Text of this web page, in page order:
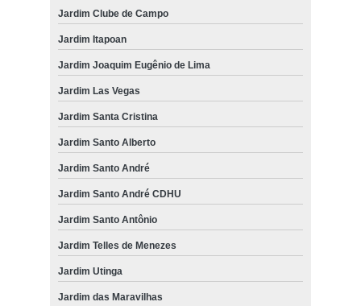
Jardim Clube de Campo
Jardim Itapoan
Jardim Joaquim Eugênio de Lima
Jardim Las Vegas
Jardim Santa Cristina
Jardim Santo Alberto
Jardim Santo André
Jardim Santo André CDHU
Jardim Santo Antônio
Jardim Telles de Menezes
Jardim Utinga
Jardim das Maravilhas